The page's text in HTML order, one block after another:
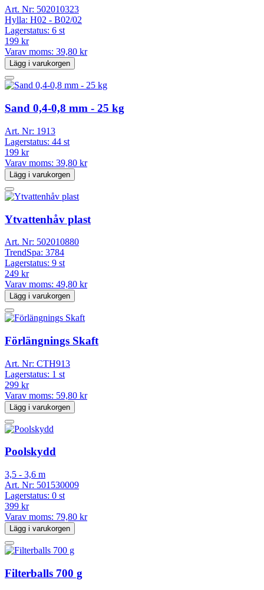
Art. Nr: 502010323
Hylla: H02 - B02/02
Lagerstatus: 6 st
199 kr
Varav moms: 39,80 kr
Lägg i varukorgen
Sand 0,4-0,8 mm - 25 kg
Art. Nr: 1913
Lagerstatus: 44 st
199 kr
Varav moms: 39,80 kr
Lägg i varukorgen
Ytvattenhåv plast
Art. Nr: 502010880
TrendSpa: 3784
Lagerstatus: 9 st
249 kr
Varav moms: 49,80 kr
Lägg i varukorgen
Förlängnings Skaft
Art. Nr: CTH913
Lagerstatus: 1 st
299 kr
Varav moms: 59,80 kr
Lägg i varukorgen
Poolskydd
3,5 - 3,6 m
Art. Nr: 501530009
Lagerstatus: 0 st
399 kr
Varav moms: 79,80 kr
Lägg i varukorgen
Filterballs 700 g